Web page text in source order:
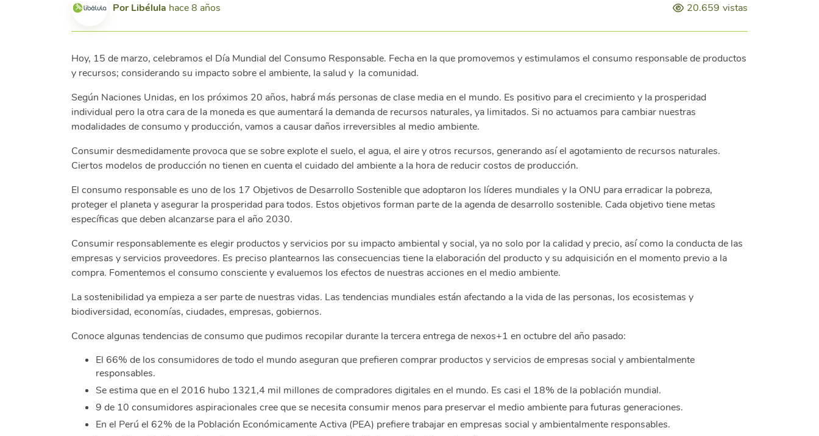
PorLibélula hace 8 años 20.659 vistas
Hoy, 15 de marzo, celebramos el Día Mundial del Consumo Responsable. Fecha en la que promovemos y estimulamos el consumo responsable de productos
y recursos; considerando su impacto sobre el ambiente, la salud y la comunidad.
Según Naciones Unidas, en los próximos 20 años, habrá más personas de clase media en el mundo. Es positivo para el crecimiento y la prosperidad
individual pero la otra cara de la moneda es que aumentará la demanda de recursos naturales, ya limitados. Si no actuamos para cambiar nuestras
modalidades de consumo y producción, vamos a causar daños irreversibles al medio ambiente.
Consumir desmedidamente provoca que se sobre explote el suelo, el agua, el aire y otros recursos, generando así el agotamiento de recursos naturales.
Ciertos modelos de producción no tienen en cuenta el cuidado del ambiente a la hora de reducir costos de producción.
El consumo responsable es uno de los 17 Objetivos de Desarrollo Sostenible que adoptaron los líderes mundiales y la ONU para erradicar la pobreza,
proteger el planeta y asegurar la prosperidad para todos. Estos objetivos forman parte de la agenda de desarrollo sostenible. Cada objetivo tiene metas
específicas que deben alcanzarse para el año 2030.
Consumir responsablemente es elegir productos y servicios por su impacto ambiental y social, ya no solo por la calidad y precio, así como la conducta de las
empresas y servicios proveedores. Es preciso plantearnos las consecuencias tiene la elaboración del producto y su adquisición en el momento previo a la
compra. Fomentemos el consumo consciente y evaluemos los efectos de nuestras acciones en el medio ambiente.
La sostenibilidad ya empieza a ser parte de nuestras vidas. Las tendencias mundiales están afectando a la vida de las personas, los ecosistemas y
biodiversidad, economías, ciudades, empresas, gobiernos.
Conoce algunas tendencias de consumo que pudimos recopilar durante la tercera entrega de nexos+1 en octubre del año pasado:
El 66% de los consumidores de todo el mundo aseguran que prefieren comprar productos y servicios de empresas social y ambientalmente
responsables.
Se estima que en el 2016 hubo 1321,4 mil millones de compradores digitales en el mundo. Es casi el 18% de la población mundial.
9 de 10 consumidores aspiracionales cree que se necesita consumir menos para preservar el medio ambiente para futuras generaciones.
En el Perú el 62% de la Población Económicamente Activa (PEA) prefiere trabajar en empresas social y ambientalmente responsables.